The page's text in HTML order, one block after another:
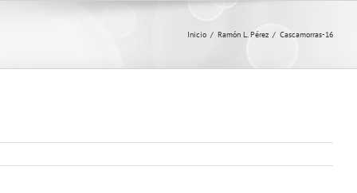
Inicio / Ramón L. Pérez / Cascamorras-16